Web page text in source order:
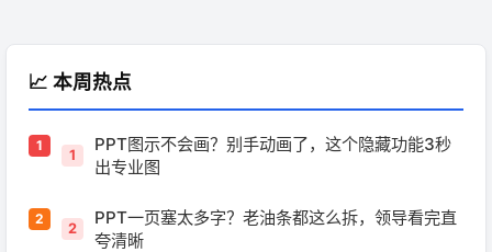
📈 本周热点
1
PPT图示不会画？别手动画了，这个隐藏功能3秒
出专业图
2
PPT一页塞太多字？老油条都这么拆，领导看完直
夸清晰